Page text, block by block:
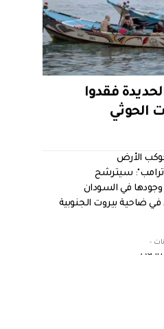
فقدوا
الحوثي
الأرض
ترامب": سيترشح
في السودان
ضاحية بيروت الجنوبية
-